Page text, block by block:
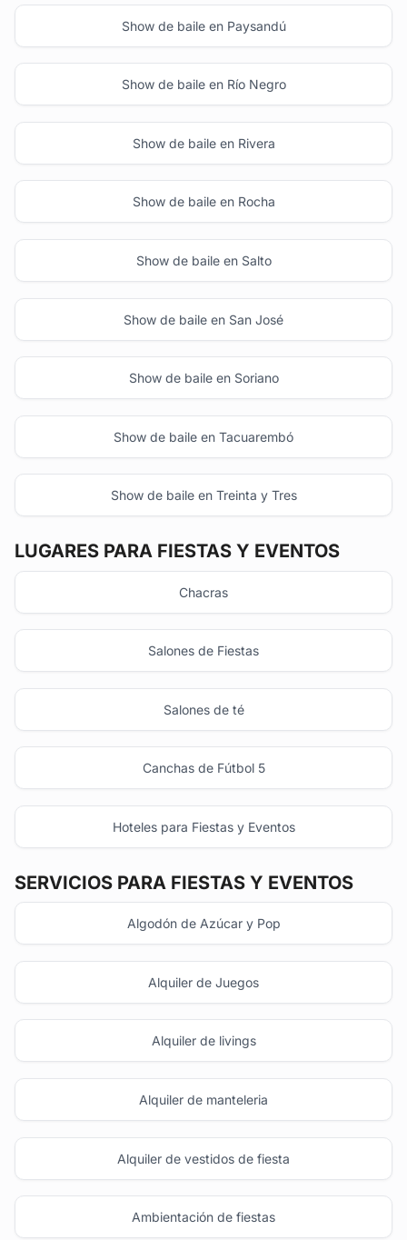
Show de baile en Paysandú
Show de baile en Río Negro
Show de baile en Rivera
Show de baile en Rocha
Show de baile en Salto
Show de baile en San José
Show de baile en Soriano
Show de baile en Tacuarembó
Show de baile en Treinta y Tres
LUGARES PARA FIESTAS Y EVENTOS
Chacras
Salones de Fiestas
Salones de té
Canchas de Fútbol 5
Hoteles para Fiestas y Eventos
SERVICIOS PARA FIESTAS Y EVENTOS
Algodón de Azúcar y Pop
Alquiler de Juegos
Alquiler de livings
Alquiler de manteleria
Alquiler de vestidos de fiesta
Ambientación de fiestas